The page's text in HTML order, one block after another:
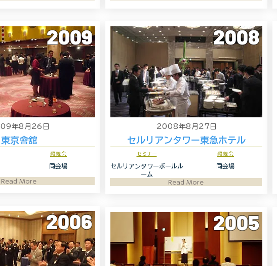
2009
年8月26日
東京會舘
懇親会
同会場
Read More
2006
2008
2008年8月27日
セルリアンタワー東急ホテル
セミナー
セルリアンタワーボールル
ーム
懇親会
同会場
Read More
2005